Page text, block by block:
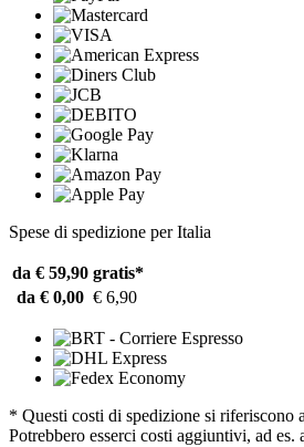
Spese di spedizione per Italia
da € 59,90 gratis*
da € 0,00 € 6,90
* Questi costi di spedizione si riferiscono
Potrebbero esserci costi aggiuntivi, ad es.